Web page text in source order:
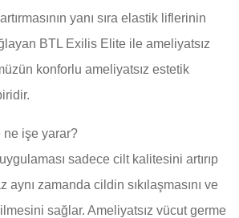
yanı sıra elastik liflerinin
BTL Exilis Elite ile ameliyatsız
konforlu ameliyatsız estetik
ne işe yarar?
sadece cilt kalitesini artırıp
zamanda cildin sıkılaşmasını ve
sağlar. Ameliyatsız vücut germe